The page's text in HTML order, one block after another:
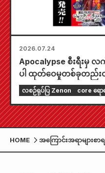
2026.07.24
Apocalypse စီးရီးမှ
ပါ ထုတ်ဝေမှုတစ်ခုတည်းတွ
"၂၀၂၆ ခုနှစ် စက်တင်ဘာ
Zenon" ကို ဇူလိုင်လ ၂၄ ရ
မည်။
လစဉ်ရုပ်ပြ Zenon core ရော
HOME အကြောင်းအရာများစာ